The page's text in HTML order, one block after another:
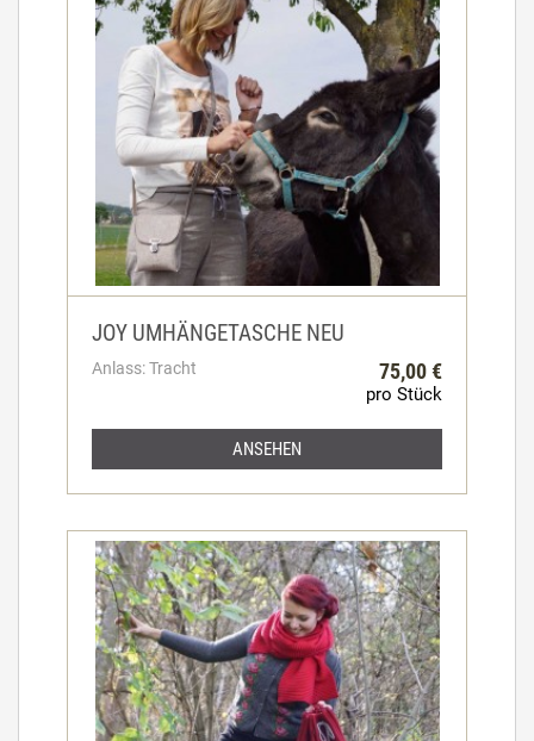
JOY UMHÄNGETASCHE NEU
Anlass: Tracht 75,00 €
pro Stück
ANSEHEN